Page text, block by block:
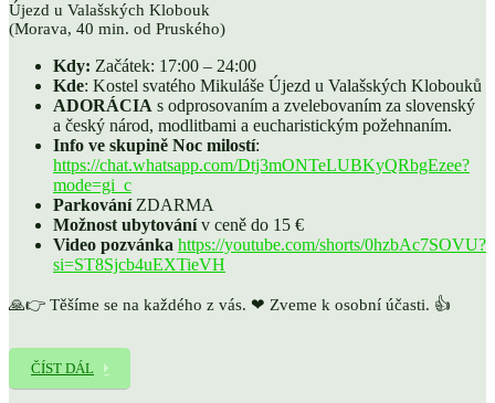
Újezd u Valašských Klobouk
(Morava, 40 min. od Pruského)
Kdy: Začátek: 17:00 – 24:00
Kde: Kostel svatého Mikuláše Újezd ​​u Valašských Klobouků
ADORÁCIA s odprosovaním a zvelebovaním za slovenský
a český národ, modlitbami a eucharistickým požehnaním.
Info ve skupině Noc milostí:
https://chat.whatsapp.com/Dtj3mONTeLUBKyQRbgEzee?
mode=gi_c
ParkováníZDARMA
Možnost ubytovánív ceně do 15 €
Video pozvánka https://youtube.com/shorts/0hzbAc7SOVU?
si=ST8Sjcb4uEXTieVH
🙏👉 Těšíme se na každého z vás. ❤ Zveme k osobní účasti. 👍
ČÍST DÁL